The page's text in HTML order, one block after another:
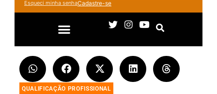
Esqueci minha senhaCadastre-se
QUALIFICAÇÃO PROFISSIONAL